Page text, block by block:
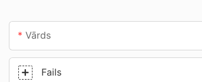
Vārds
Fails